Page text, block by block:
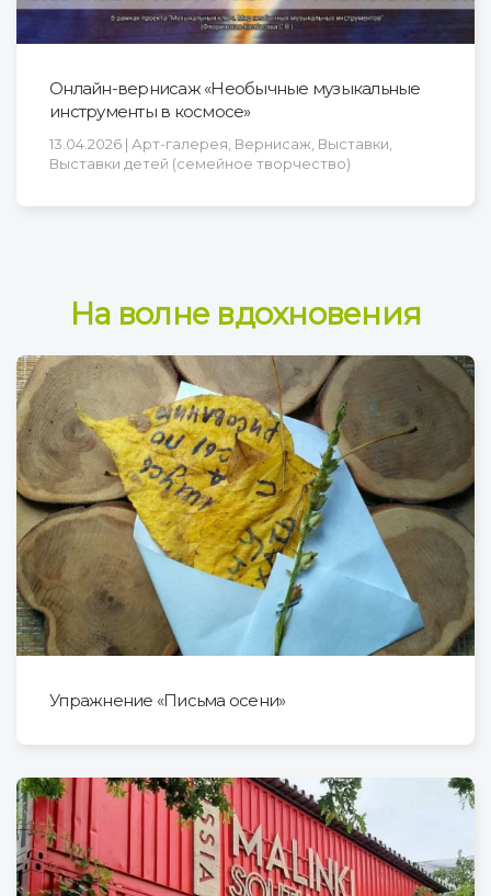
Онлайн-вернисаж «Необычные музыкальные
инструменты в космосе»
13.04.2026 | Арт-галерея, Вернисаж, Выставки,
Выставки детей (семейное творчество)
На волне вдохновения
Упражнение «Письма осени»